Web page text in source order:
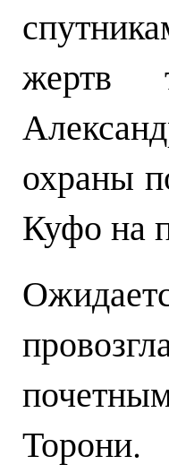
жертв
охраны
Куфо на
Торони.